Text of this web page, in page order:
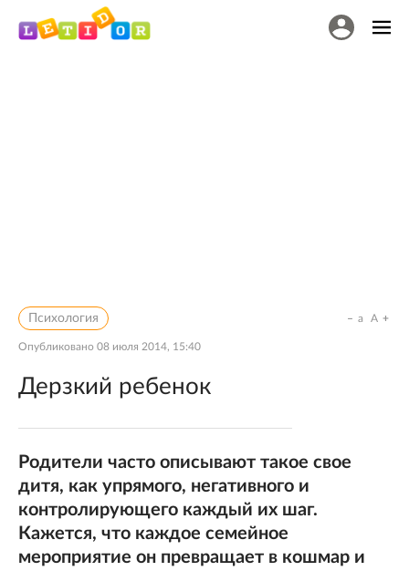
Психология
Опубликовано 08 июля 2014, 15:40
a A
Дерзкий ребенок
Родители часто описывают такое свое
дитя, как упрямого, негативного и
контролирующего каждый их шаг.
Кажется, что каждое семейное
мероприятие он превращает в кошмар и